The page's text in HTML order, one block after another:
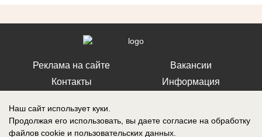
Реклама на сайте
Контакты
Вакансии
Информация
Наш сайт использует куки.
Продолжая его использовать, вы даете согласие на обработку
файлов cookie и пользовательских данных.